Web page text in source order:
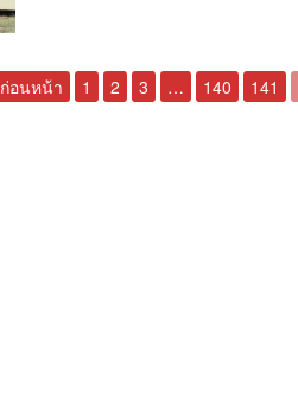
ก่อนหน้า 1 2 3 … 140 141